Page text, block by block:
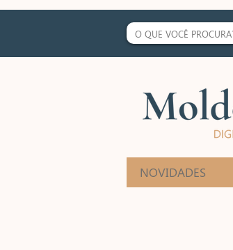
NOVIDADES